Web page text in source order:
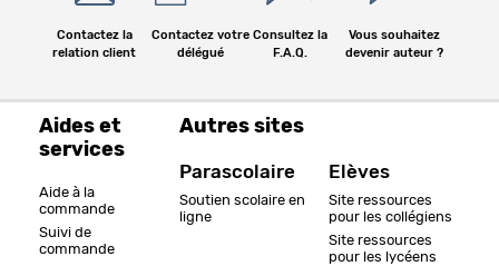
Contactez la
relation client
Contactez votre
délégué
Consultez la
F.A.Q.
Vous souhaitez
devenir auteur ?
Aides et
services
Aide à la
commande
Suivi de
commande
Autres sites
Parascolaire
Soutien scolaire en
ligne
Elèves
Site ressources
pour les collégiens
Site ressources
pour les lycéens